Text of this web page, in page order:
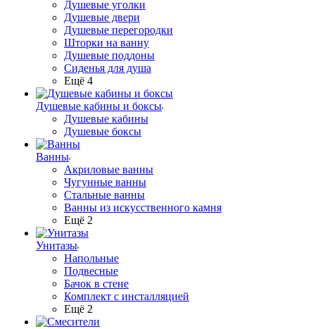
Душевые уголки
Душевые двери
Душевые перегородки
Шторки на ванну
Душевые поддоны
Сиденья для душа
Ещё 4
Душевые кабины и боксы
Душевые кабины
Душевые боксы
Ванны
Акриловые ванны
Чугунные ванны
Стальные ванны
Ванны из искусственного камня
Ещё 2
Унитазы
Напольные
Подвесные
Бачок в стене
Комплект с инсталляцией
Ещё 2